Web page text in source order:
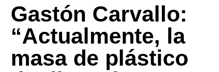
Gastón Carvallo:
“Actualmente, la
masa de plástico